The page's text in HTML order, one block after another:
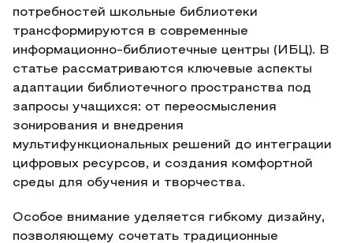
потребностей школьные библиотеки
трансформируются в современные
информационно-библиотечные центры (ИБЦ). В
статье рассматриваются ключевые аспекты
адаптации библиотечного пространства под
запросы учащихся: от переосмысления
зонирования и внедрения
мультифункциональных решений до интеграции
цифровых ресурсов, и создания комфортной
среды для обучения и творчества.
Особое внимание уделяется гибкому дизайну,
позволяющему сочетать традиционные